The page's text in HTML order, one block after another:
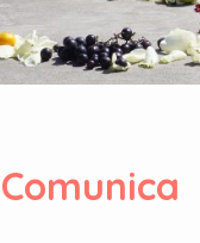
Comunica